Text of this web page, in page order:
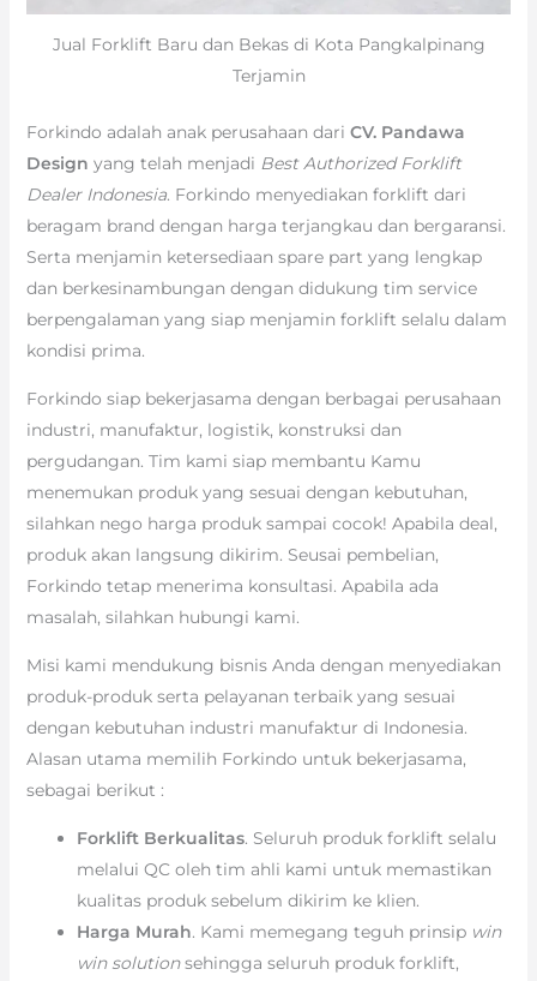
Jual Forklift Baru dan Bekas di Kota Pangkalpinang
Terjamin
Forkindo adalah anak perusahaan dari CV. Pandawa
Design yang telah menjadi Best Authorized Forklift
Dealer Indonesia. Forkindo menyediakan forklift dari
beragam brand dengan harga terjangkau dan bergaransi.
Serta menjamin ketersediaan spare part yang lengkap
dan berkesinambungan dengan didukung tim service
berpengalaman yang siap menjamin forklift selalu dalam
kondisi prima.
Forkindo siap bekerjasama dengan berbagai perusahaan
industri, manufaktur, logistik, konstruksi dan
pergudangan. Tim kami siap membantu Kamu
menemukan produk yang sesuai dengan kebutuhan,
silahkan nego harga produk sampai cocok! Apabila deal,
produk akan langsung dikirim. Seusai pembelian,
Forkindo tetap menerima konsultasi. Apabila ada
masalah, silahkan hubungi kami.
Misi kami mendukung bisnis Anda dengan menyediakan
produk-produk serta pelayanan terbaik yang sesuai
dengan kebutuhan industri manufaktur di Indonesia.
Alasan utama memilih Forkindo untuk bekerjasama,
sebagai berikut :
Forklift Berkualitas. Seluruh produk forklift selalu
melalui QC oleh tim ahli kami untuk memastikan
kualitas produk sebelum dikirim ke klien.
Harga Murah. Kami memegang teguh prinsip win
win solutionsehingga seluruh produk forklift,